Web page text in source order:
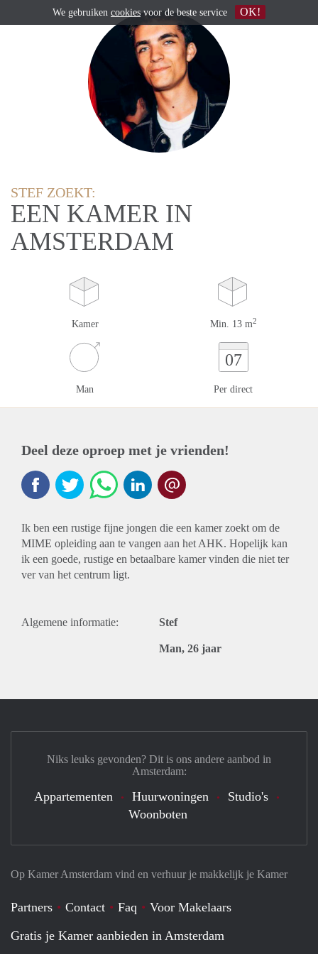
STEF ZOEKT:
EEN KAMER IN
AMSTERDAM
Kamer Min. 13 m2
Man
07
Per direct
Deel deze oproep met je vrienden!
Ik ben een rustige fijne jongen die een kamer zoekt om de
MIME opleiding aan te vangen aan het AHK. Hopelijk kan
ik een goede, rustige en betaalbare kamer vinden die niet ter
ver van het centrum ligt.
Algemene informatie: Stef
Man, 26 jaar
Op Kamer Amsterdam vind en verhuur je makkelijk je Kamer
Partners Contact Faq
Voor Makelaars
Gratis je Kamer aanbieden in Amsterdam
Niks leuks gevonden? Dit is ons andere aanbod in
Amsterdam:
Appartementen Huurwoningen
Studio's
Woonboten
We gebruiken cookiesvoor de beste service OK!